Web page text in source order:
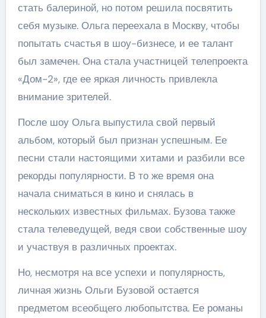
стать балериной, но потом решила посвятить
себя музыке. Ольга переехала в Москву, чтобы
попытать счастья в шоу-бизнесе, и ее талант
был замечен. Она стала участницей телепроекта
«Дом-2», где ее яркая личность привлекла
внимание зрителей.
После шоу Ольга выпустила свой первый
альбом, который был признан успешным. Ее
песни стали настоящими хитами и разбили все
рекорды популярности. В то же время она
начала сниматься в кино и снялась в
нескольких известных фильмах. Бузова также
стала телеведущей, ведя свои собственные шоу
и участвуя в различных проектах.
Но, несмотря на все успехи и популярность,
личная жизнь Ольги Бузовой остается
предметом всеобщего любопытства. Ее романы